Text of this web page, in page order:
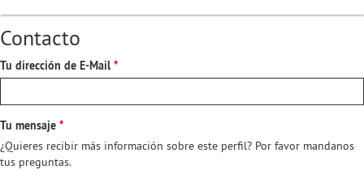
Contacto
Tu dirección de E-Mail
Tu mensaje
¿Quieres recibir más información sobre este perfil? Por favor mandanos
tus preguntas.